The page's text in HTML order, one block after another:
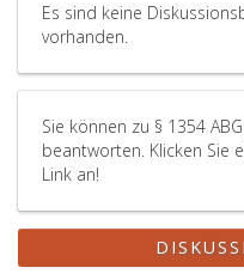
Es sind keine
vorhanden.
Sie können zu § 1354
beantworten. Klicken Sie
Link an!